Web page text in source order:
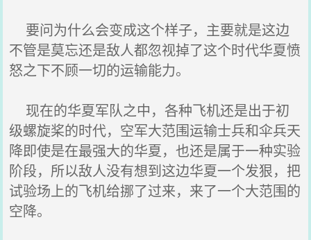
要问为什么会变成这个样子，主要就是这边
不管是莫忘还是敌人都忽视掉了这个时代华夏愤
怒之下不顾一切的运输能力。
现在的华夏军队之中，各种飞机还是出于初
级螺旋桨的时代，空军大范围运输士兵和伞兵天
降即使是在最强大的华夏，也还是属于一种实验
阶段，所以敌人没有想到这边华夏一个发狠，把
试验场上的飞机给挪了过来，来了一个大范围的
空降。